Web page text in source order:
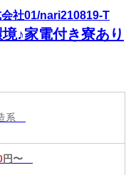
社01/nari210819-T
♪家電付き寮あり
系
円〜